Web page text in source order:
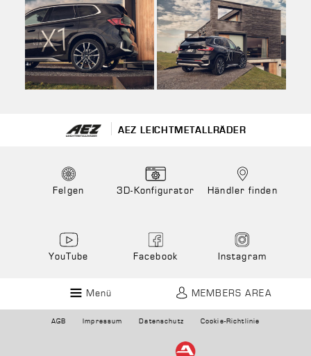
AEZ LEICHTMETALLRÄDER
Felgen 3D-Konfigurator Händler finden
YouTube Facebook Instagram
Menü MEMBERS AREA
AGB Impressum Datenschutz Cookie-Richtlinie